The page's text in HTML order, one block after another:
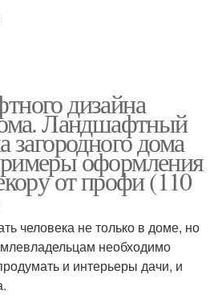
дизайна
Ландшафтный
загородного дома
оформления
от профи (110
человека не только в доме, но
необходимо
и интерьеры дачи, и